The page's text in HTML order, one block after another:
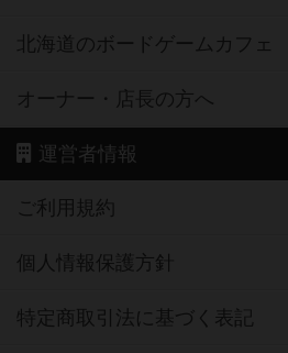
北海道のボードゲームカフェ
オーナー・店長の方へ
運営者情報
ご利用規約
個人情報保護方針
特定商取引法に基づく表記